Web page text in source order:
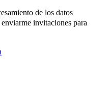
de los datos
invitaciones para